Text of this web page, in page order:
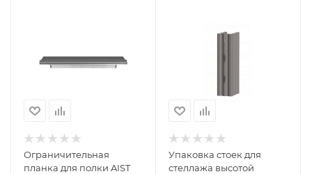
Ограничительная
планка для полки AIST
Упаковка стоек для
стеллажа высотой